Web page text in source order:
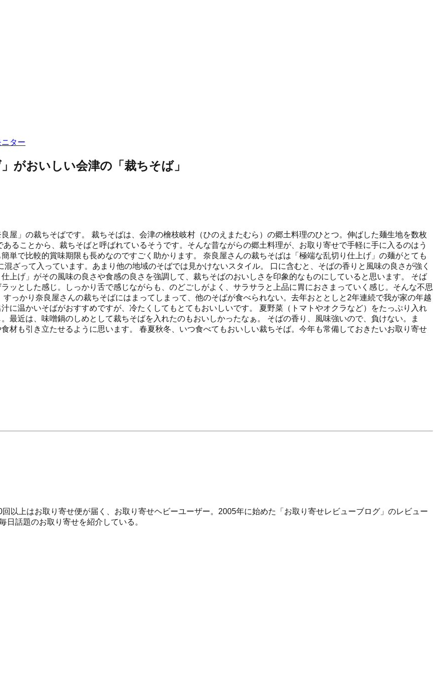
ニター
がおいしい会津の「裁ちそば」
屋」の裁ちそばです。 裁ちそばは、会津の檜枝岐村（ひのえまたむら）の郷土料理のひとつ。伸ばした麺生地を数枚
ることから、裁ちそばと呼ばれているそうです。そんな昔ながらの郷土料理が、お取り寄せで手軽に手に入るのはう
単で比較的賞味期限も長めなのですごく助かります。 奈良屋さんの裁ちそばは「極端な乱切り仕上げ」の麺がとても
ざって入っています。あまり他の地域のそばでは見かけないスタイル。 口に含むと、そばの香りと風味の良さが強く
上げ」がその風味の良さや食感の良さを強調して、裁ちそばのおいしさを印象的なものにしていると思います。 そば
ッとした感じ。しっかり舌で感じながらも、のどごしがよく、サラサラと上品に胃におさまっていく感じ。そんな不思
っかり奈良屋さんの裁ちそばにはまってしまって、他のそばが食べられない。去年おととしと2年連続で我が家の年越
に温かいそばがおすすめですが、冷たくしてもとてもおいしいです。 夏野菜（トマトやオクラなど）をたっぷり入れ
最近は、味噌鍋のしめとして裁ちそばを入れたのもおいしかったなぁ。 そばの香り、風味強いので、負けない。ま
材も引き立たせるように思います。 春夏秋冬、いつ食べてもおいしい裁ちそば。今年も常備しておきたいお取り寄せ
以上はお取り寄せ便が届く、お取り寄せヘビーユーザー。2005年に始めた「お取り寄せレビューブログ」のレビュー
話題のお取り寄せを紹介している。